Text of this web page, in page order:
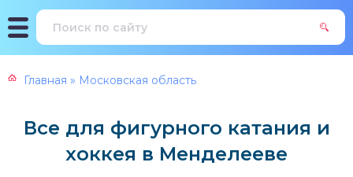
Главная » Московская область
Все для фигурного катания и
хоккея в Менделееве